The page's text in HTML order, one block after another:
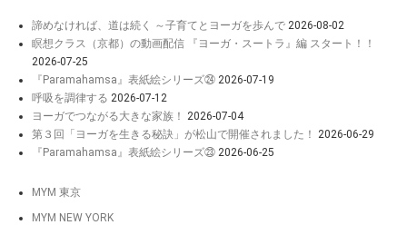
諦めなければ、道は続く ～子育てとヨーガを歩んで 2026-08-02
瞑想クラス（京都）の動画配信 『ヨーガ・スートラ』編 スタート！！
2026-07-25
『Paramahamsa』表紙絵シリーズ㉔ 2026-07-19
呼吸を調律する 2026-07-12
ヨーガでつながる大きな家族！ 2026-07-04
第３回「ヨーガを生きる秘訣」が松山で開催されました！ 2026-06-29
『Paramahamsa』表紙絵シリーズ㉓ 2026-06-25
MYM 東京
MYM NEW YORK